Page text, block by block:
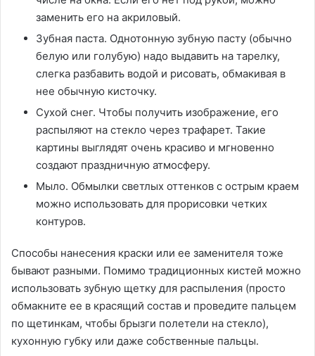
заменить его на акриловый.
Зубная паста. Однотонную зубную пасту (обычно
белую или голубую) надо выдавить на тарелку,
слегка разбавить водой и рисовать, обмакивая в
нее обычную кисточку.
Сухой снег. Чтобы получить изображение, его
распыляют на стекло через трафарет. Такие
картины выглядят очень красиво и мгновенно
создают праздничную атмосферу.
Мыло. Обмылки светлых оттенков с острым краем
можно использовать для прорисовки четких
контуров.
Способы нанесения краски или ее заменителя тоже
бывают разными. Помимо традиционных кистей можно
использовать зубную щетку для распыления (просто
обмакните ее в красящий состав и проведите пальцем
по щетинкам, чтобы брызги полетели на стекло),
кухонную губку или даже собственные пальцы.